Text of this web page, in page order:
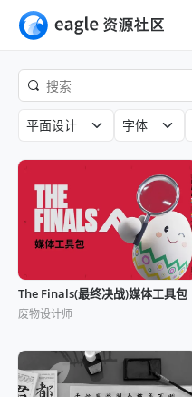
平面设计 字体
The Finals(最终决战)媒体工具包
废物设计师